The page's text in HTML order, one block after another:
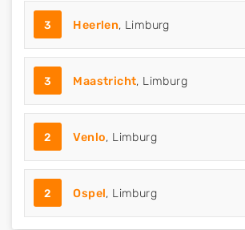
3 Heerlen, Limburg
3 Maastricht, Limburg
2 Venlo, Limburg
2 Ospel, Limburg